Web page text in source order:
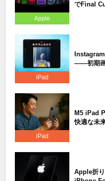
Apple
でFinal
iPad
——初期画
iPad
M5 iPad
快適な未
Apple折り